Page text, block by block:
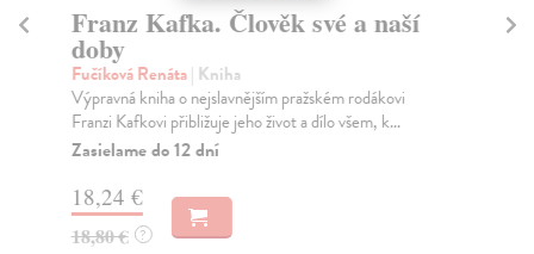
Franz Kafka. Člověk své a naší
doby
Fučíková Renáta| Kniha
Výpravná kniha o nejslavnějším pražském rodákovi
Franzi Kafkovi přibližuje jeho život a dílo všem, k...
Zasielame do 12 dní
18,24 €
18,80 € ?